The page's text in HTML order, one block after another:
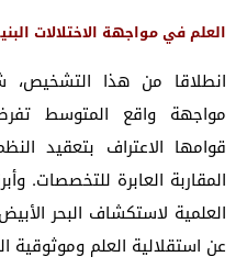
العلم في مواجهة الاختلالات
انطلاقا من هذا التشخيص،
مواجهة واقع المتوسط
قوامها الاعتراف بتعقيد
المقاربة العابرة للتخصصات.
عن استقلالية العلم وموثوقية